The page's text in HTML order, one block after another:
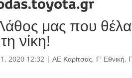
μας που
νίκη!
2020 12:32| ΑΕ Καρίτσας, Γ' Εθνική,